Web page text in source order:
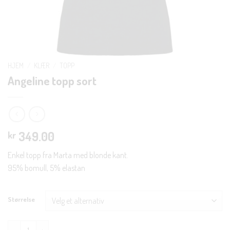
Angeline topp sort
kr 349.00
Enkel topp fra Marta med blonde kant.
95% bomull, 5% elastan
Størrelse
Angeline topp sort antall